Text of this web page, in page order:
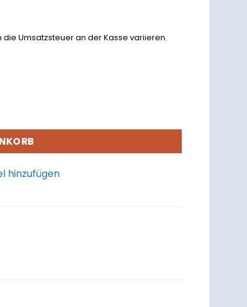
Umsatzsteuer an der Kasse variieren.
hinzufügen